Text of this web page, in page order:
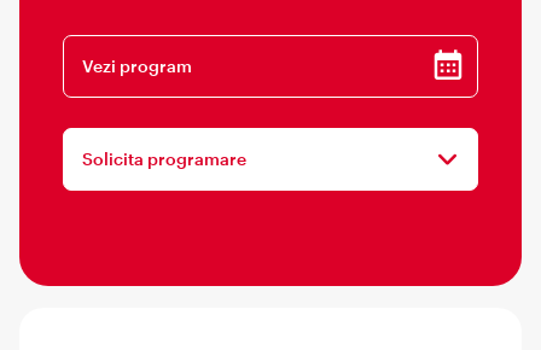
Vezi program
Solicita programare